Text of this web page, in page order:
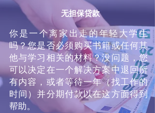
无担保贷款
你是一个离家出走的年轻大学生
吗？您是否必须购买书籍或任何其
他与学习相关的材料？没问题，您
可以决定在一个解决方案中退回所
有内容，或者等待一年（找工作的
时间）并分期付款以在这方面得到
帮助。